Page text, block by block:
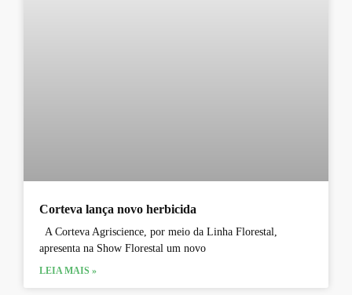
Corteva lança novo herbicida
A Corteva Agriscience, por meio da Linha Florestal,
apresenta na Show Florestal um novo
LEIA MAIS »